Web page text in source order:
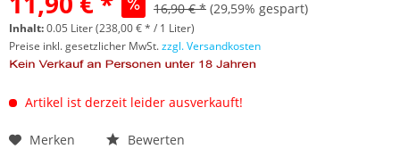
16,90 € * (29,59% gespart)
Inhalt:0.05 Liter (238,00 € * / 1 Liter)
Preise inkl. gesetzlicher MwSt.zzgl. Versandkosten
Artikel ist derzeit leider ausverkauft!
Merken Bewerten